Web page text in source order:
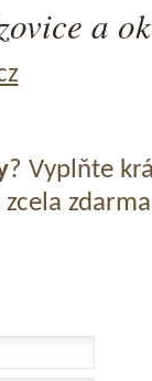
a
? Vyplňte
zcela